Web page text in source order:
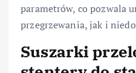
parametrów, co pozwala
przegrzewania, jak i
Suszarki